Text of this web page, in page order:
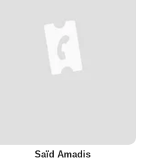
Saïd Amadis